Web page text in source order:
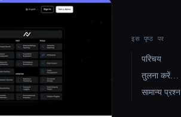
इस पृष्ठ पर
परिचय
तुलना करें…
सामान्य प्रश्न